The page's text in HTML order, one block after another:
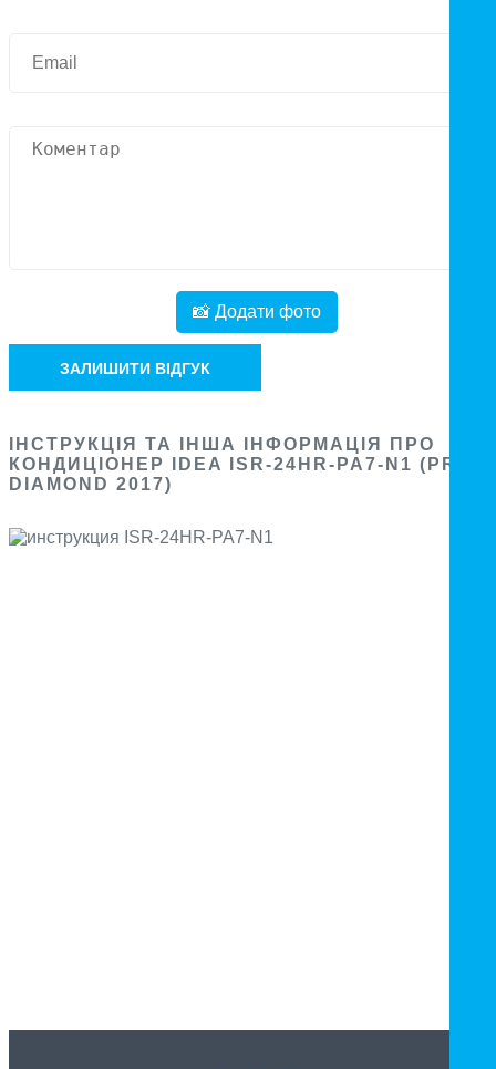
📸 Додати фото
ЗАЛИШИТИ ВІДГУК
ІНСТРУКЦІЯ ТА ІНША ІНФОРМАЦІЯ ПРО
КОНДИЦІОНЕР IDEA ISR-24HR-PA7-N1 (PRO
DIAMOND 2017)